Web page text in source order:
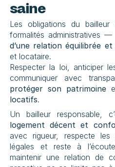
saine
Les obligations du
formalités administratives
d’une relation équilibrée
et locataire.
Respecter la loi, anticiper
protéger son patrimoine
locatifs.
logement décent et
avec rigueur, respecte
légales et reste à
maintenir une relation de